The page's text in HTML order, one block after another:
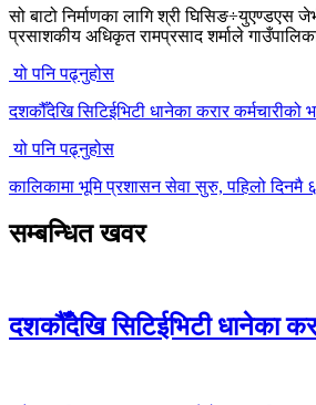
सो बाटो निर्माणका लागि श्री
प्रसाशकीय अधिकृत रामप्रसाद शर्माले
यो पनि पढ्नुहोस
दशकौँदेखि सिटिईभिटी धानेका करार कर्मचारीको
यो पनि पढ्नुहोस
कालिकामा भूमि प्रशासन सेवा सुरु, पहिलो दिनमै
सम्बन्धित खवर
दशकौँदेखि सिटिईभिटी धानेका